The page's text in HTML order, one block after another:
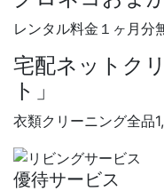
レンタル料金 １ヶ月分
宅配ネットク
ト」
衣類クリーニング全品
優待サービス